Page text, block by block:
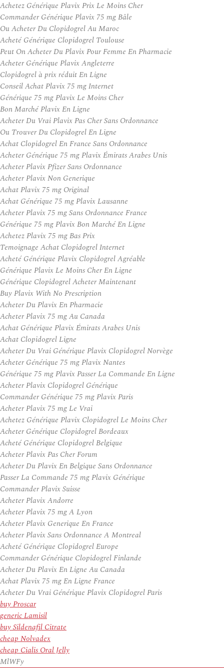
Achetez Générique Plavix Prix Le Moins Cher
Commander Générique Plavix 75 mg Bâle
Ou Acheter Du Clopidogrel Au Maroc
Acheté Générique Clopidogrel Toulouse
Peut On Acheter Du Plavix Pour Femme En Pharmacie
Acheter Générique Plavix Angleterre
Clopidogrel à prix réduit En Ligne
Conseil Achat Plavix 75 mg Internet
Générique 75 mg Plavix Le Moins Cher
Bon Marché Plavix En Ligne
Acheter Du Vrai Plavix Pas Cher Sans Ordonnance
Ou Trouver Du Clopidogrel En Ligne
Achat Clopidogrel En France Sans Ordonnance
Acheter Générique 75 mg Plavix Émirats Arabes Unis
Acheter Plavix Pfizer Sans Ordonnance
Acheter Plavix Non Generique
Achat Plavix 75 mg Original
Achat Générique 75 mg Plavix Lausanne
Acheter Plavix 75 mg Sans Ordonnance France
Générique 75 mg Plavix Bon Marché En Ligne
Achetez Plavix 75 mg Bas Prix
Temoignage Achat Clopidogrel Internet
Acheté Générique Plavix Clopidogrel Agréable
Générique Plavix Le Moins Cher En Ligne
Générique Clopidogrel Acheter Maintenant
Buy Plavix With No Prescription
Acheter Du Plavix En Pharmacie
Acheter Plavix 75 mg Au Canada
Achat Générique Plavix Émirats Arabes Unis
Achat Clopidogrel Ligne
Acheter Du Vrai Générique Plavix Clopidogrel Norvège
Acheter Générique 75 mg Plavix Nantes
Générique 75 mg Plavix Passer La Commande En Ligne
Acheter Plavix Clopidogrel Générique
Commander Générique 75 mg Plavix Paris
Acheter Plavix 75 mg Le Vrai
Achetez Générique Plavix Clopidogrel Le Moins Cher
Acheter Générique Clopidogrel Bordeaux
Acheté Générique Clopidogrel Belgique
Acheter Plavix Pas Cher Forum
Acheter Du Plavix En Belgique Sans Ordonnance
Passer La Commande 75 mg Plavix Générique
Commander Plavix Suisse
Acheter Plavix Andorre
Acheter Plavix 75 mg A Lyon
Acheter Plavix Generique En France
Acheter Plavix Sans Ordonnance A Montreal
Acheté Générique Clopidogrel Europe
Commander Générique Clopidogrel Finlande
Acheter Du Plavix En Ligne Au Canada
Achat Plavix 75 mg En Ligne France
Acheter Du Vrai Générique Plavix Clopidogrel Paris
buy Proscar
generic Lamisil
buy Sildenafil Citrate
cheap Nolvadex
cheap Cialis Oral Jelly
MlWFy